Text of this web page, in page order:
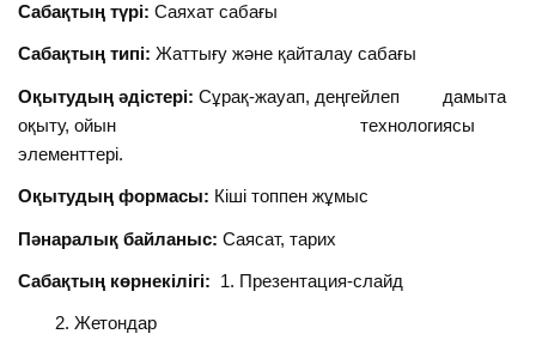
Сабақтың түрі: Саяхат сабағы
Сабақтың типі: Жаттығу және қайталау сабағы
Оқытудың әдістері: Сұрақ-жауап, деңгейлеп дамыта
оқыту, ойын технологиясы
элементтері.
Оқытудың формасы: Кіші топпен жұмыс
Пәнаралық байланыс: Саясат, тарих
Сабақтың көрнекілігі: 1. Презентация-слайд
Жетондар